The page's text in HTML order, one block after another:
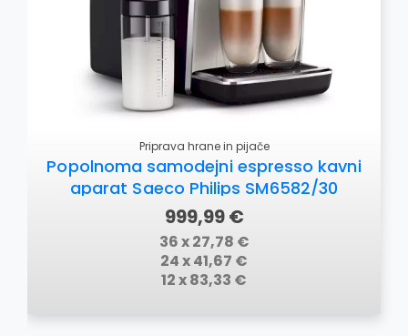
Priprava hrane in pijače
Popolnoma samodejni espresso kavni
aparat Saeco Philips SM6582/30
999,99 €
36 x 27,78 €
24 x 41,67 €
12 x 83,33 €